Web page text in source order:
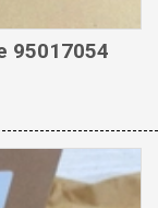
95017054